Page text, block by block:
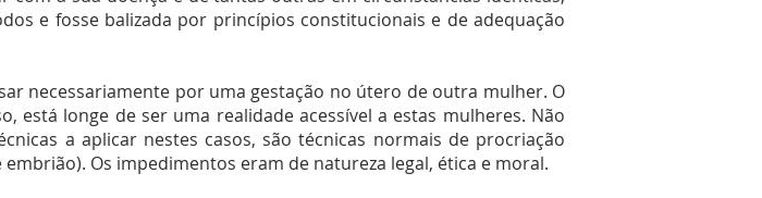
e fosse balizada por princípios constitucionais e de adequação
necessariamente por uma gestação no útero de outra mulher. O
está longe de ser uma realidade acessível a estas mulheres. Não
a aplicar nestes casos, são técnicas normais de procriação
Os impedimentos eram de natureza legal, ética e moral.